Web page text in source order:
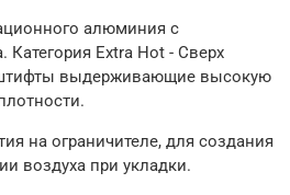
алюминия с
Extra Hot - Сверх
выдерживающие высокую
на ограничителе, для создания
воздуха при укладки.